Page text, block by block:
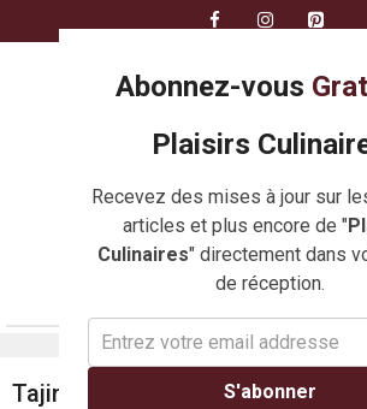
to
Tajine de Patates Douces,
Abonnez-vous
Plaisirs
Recevez des mises à jour sur
articles et plus encore de "
Culinaires" directement dans
de réception.
S'abonner